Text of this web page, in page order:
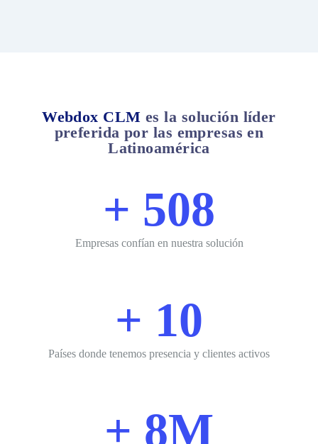
Webdox CLMes la solución líder
preferida por las empresas en
Latinoamérica
+ 600
Empresas confían en nuestra solución
+ 13
Países donde tenemos presencia y clientes activos
+ 10M